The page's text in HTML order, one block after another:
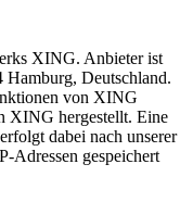
XING. Anbieter ist
Deutschland.
von XING
XING hergestellt. Eine
dabei nach unserer
Adressen gespeichert